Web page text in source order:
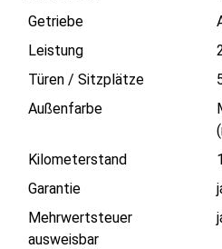
Getriebe
Leistung
Türen / Sitzplätze
Außenfarbe
Kilometerstand
Garantie
Mehrwertsteuer
ausweisbar